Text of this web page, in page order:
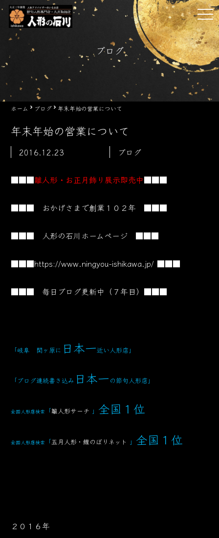
Skip
content
ブログ
ホーム ブログ 年末年始の営業について
年末年始の営業について
2016.12.23 ブログ
■■■雛人形・お正月飾り展示即売中■■■
■■■ おかげさまで創業１０２年 ■■■
■■■ 人形の石川ホームページ ■■■
■■■https://www.ningyou-ishikawa.jp/ ■■■
■■■ 毎日ブログ更新中（７年目）■■■
「岐阜 関ヶ原に 日本一近い人形店」
「ブログ連続書き込み 日本一 の節句人形店」
全国人形店検索 「雛人形サーチ 」 全国１位
全国人形店検索 「五月人形・鯉のぼりネット 」 全国１位
２０１６年